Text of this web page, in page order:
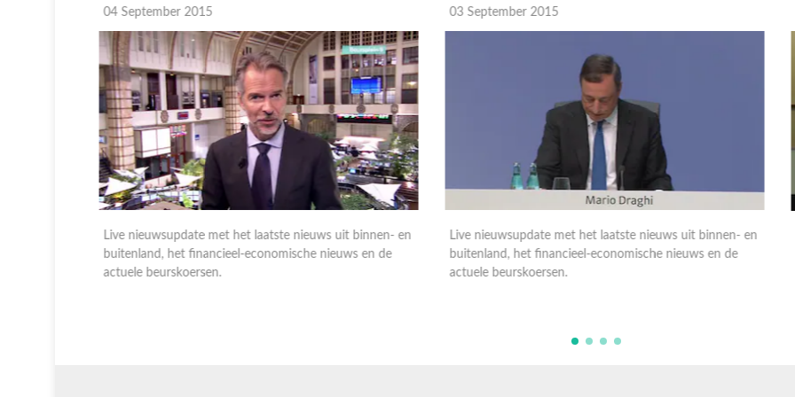
04 September 2015
Live nieuwsupdate met het laatste nieuws uit binnen- en
buitenland, het financieel-economische nieuws en de
actuele beurskoersen.
03 September 2015
Live nieuwsupdate met het laatste nieuws uit binnen- en
buitenland, het financieel-economische nieuws en de
actuele beurskoersen.